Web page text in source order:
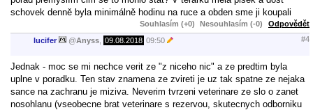
schovek denně byla minimálně hodinu na ruce a obden sme ji koupali
Souhlasím (+0) Nesouhlasím (-0) Odpovědět
lucifer @Anyss 09.08.2018 09:50 #4
Jednak - moc se mi nechce verit ze "z niceho nic" a ze predtim byla
uplne v poradku. Ten stav znamena ze zvireti je uz tak spatne ze nejaka
sance na zachranu je miziva. Neverim tvrzeni veterinare ze slo o zanet
nosohlanu (vseobecne brat veterinare s rezervou, skutecnych odborniku